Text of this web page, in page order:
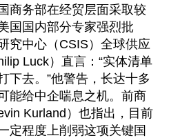
商务部在经贸层面采取较
国国内部分专家强烈批
究中心（CSIS）全球供应
Luck）直言：“实体清单
下去。”他警告，长达十多
能给中企喘息之机。前商
Kurland）也指出，目前
定程度上削弱这项关键国